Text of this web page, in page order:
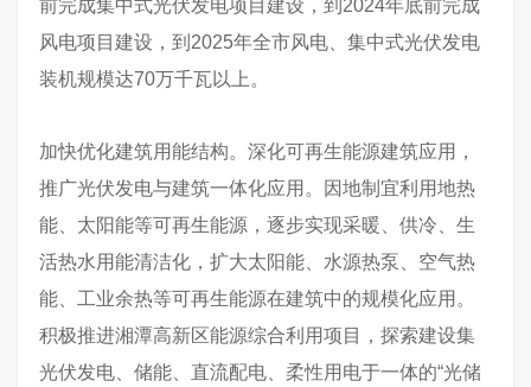
前完成集中式光伏发电项目建设，到2024年底前完成
风电项目建设，到2025年全市风电、集中式光伏发电
装机规模达70万千瓦以上。
加快优化建筑用能结构。深化可再生能源建筑应用，
推广光伏发电与建筑一体化应用。因地制宜利用地热
能、太阳能等可再生能源，逐步实现采暖、供冷、生
活热水用能清洁化，扩大太阳能、水源热泵、空气热
能、工业余热等可再生能源在建筑中的规模化应用。
积极推进湘潭高新区能源综合利用项目，探索建设集
光伏发电、储能、直流配电、柔性用电于一体的“光储